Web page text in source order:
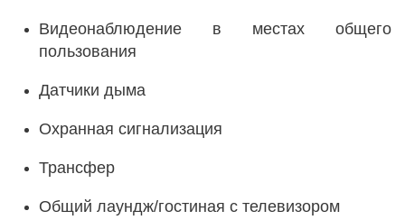
Видеонаблюдение в местах общего
пользования
Датчики дыма
Охранная сигнализация
Трансфер
Общий лаундж/гостиная с телевизором